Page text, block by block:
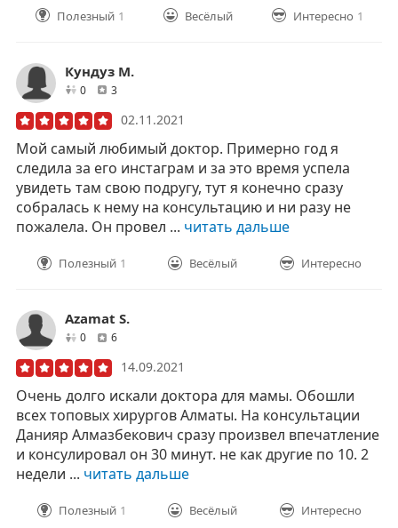
Полезный 1 Весёлый Интересно 1
Кундуз М.
0друзей
3отзывов
02.11.2021
Мой самый любимый доктор. Примерно год я
следила за его инстаграм и за это время успела
увидеть там свою подругу, тут я конечно сразу
собралась к нему на консультацию и ни разу не
пожалела. Он провел ... читать дальше
Полезный 1 Весёлый Интересно
Azamat S.
0друзей
6отзывов
14.09.2021
Очень долго искали доктора для мамы. Обошли
всех топовых хирургов Алматы. На консультации
Данияр Алмазбекович сразу произвел впечатление
и консулировал он 30 минут. не как другие по 10. 2
недели ... читать дальше
Полезный 1 Весёлый Интересно